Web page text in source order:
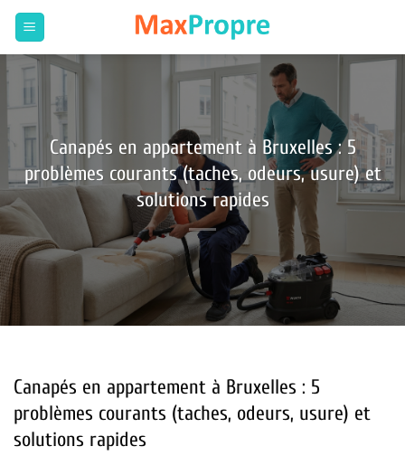
Passer
contenu
Canapés en appartement à Bruxelles : 5
problèmes courants (taches, odeurs, usure) et
solutions rapides
Canapés en appartement à Bruxelles : 5
problèmes courants (taches, odeurs, usure) et
solutions rapides